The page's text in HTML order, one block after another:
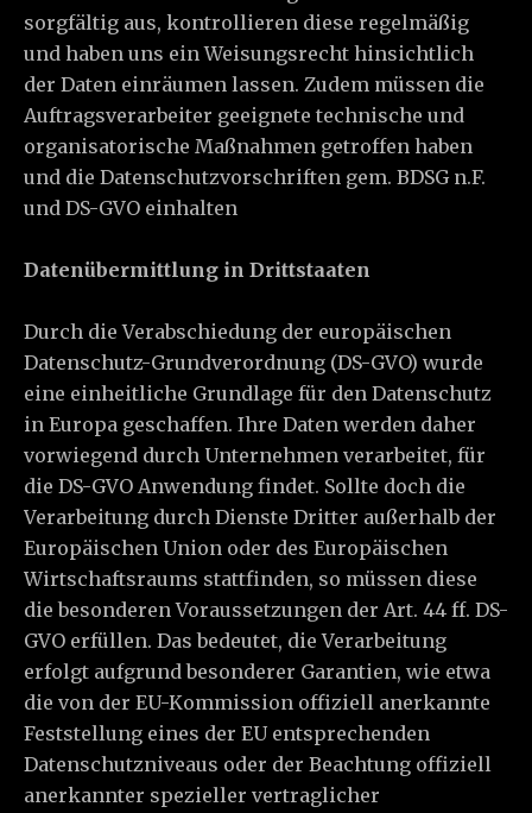
sorgfältig aus, kontrollieren diese regelmäßig
und haben uns ein Weisungsrecht hinsichtlich
der Daten einräumen lassen. Zudem müssen die
Auftragsverarbeiter geeignete technische und
organisatorische Maßnahmen getroffen haben
und die Datenschutzvorschriften gem. BDSG n.F.
und DS-GVO einhalten
Datenübermittlung in Drittstaaten
Durch die Verabschiedung der europäischen
Datenschutz-Grundverordnung (DS-GVO) wurde
eine einheitliche Grundlage für den Datenschutz
in Europa geschaffen. Ihre Daten werden daher
vorwiegend durch Unternehmen verarbeitet, für
die DS-GVO Anwendung findet. Sollte doch die
Verarbeitung durch Dienste Dritter außerhalb der
Europäischen Union oder des Europäischen
Wirtschaftsraums stattfinden, so müssen diese
die besonderen Voraussetzungen der Art. 44 ff. DS-
GVO erfüllen. Das bedeutet, die Verarbeitung
erfolgt aufgrund besonderer Garantien, wie etwa
die von der EU-Kommission offiziell anerkannte
Feststellung eines der EU entsprechenden
Datenschutzniveaus oder der Beachtung offiziell
anerkannter spezieller vertraglicher